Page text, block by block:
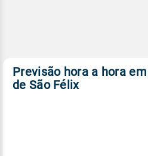
Previsão hora a hora
de São Félix